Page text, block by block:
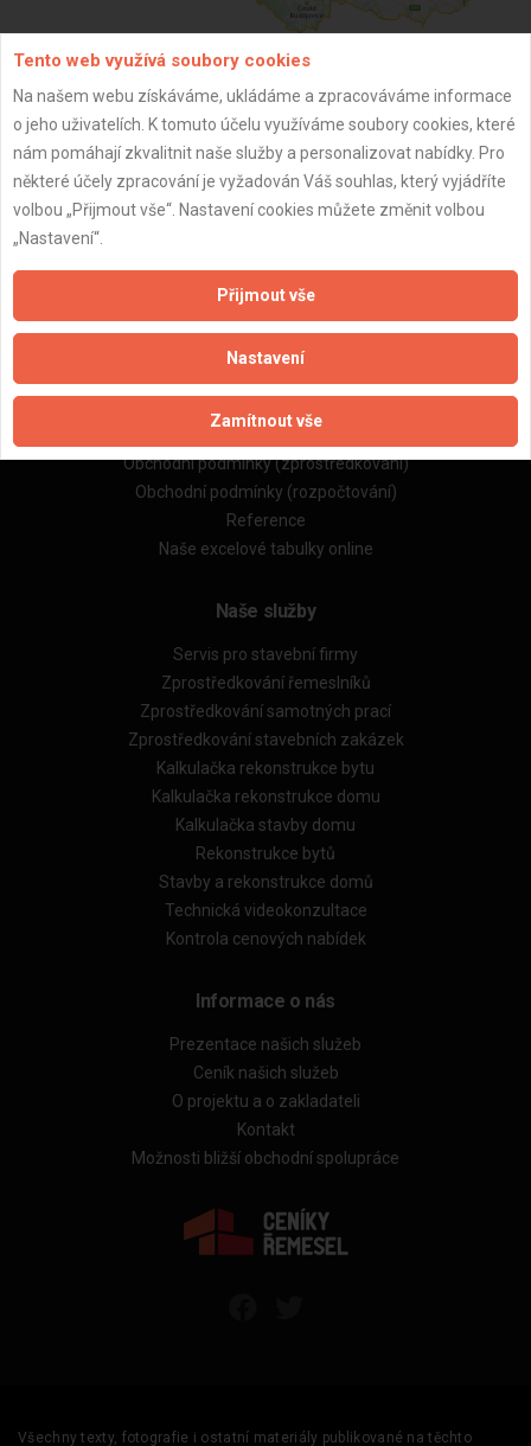
ZPĚT
Aktualizováno z portálu ARES dne 02.01.2024 05:00:10
Důležité informace
Obchodní podmínky (zprostředkování)
Obchodní podmínky (rozpočtování)
Reference
Naše excelové tabulky online
Naše služby
Servis pro stavební firmy
Zprostředkování řemeslníků
Zprostředkování samotných prací
Zprostředkování stavebních zakázek
Kalkulačka rekonstrukce bytu
Kalkulačka rekonstrukce domu
Kalkulačka stavby domu
Rekonstrukce bytů
Stavby a rekonstrukce domů
Technická videokonzultace
Kontrola cenových nabídek
Informace o nás
Prezentace našich služeb
Ceník našich služeb
O projektu a o zakladateli
Kontakt
Možnosti bližší obchodní spolupráce
Všechny texty, fotografie i ostatní materiály publikované na těchto
Tento web využívá soubory cookies
Na našem webu získáváme, ukládáme a zpracováváme informace
o jeho uživatelích. K tomuto účelu využíváme soubory cookies, které
nám pomáhají zkvalitnit naše služby a personalizovat nabídky. Pro
některé účely zpracování je vyžadován Váš souhlas, který vyjádříte
volbou „Přijmout vše“. Nastavení cookies můžete změnit volbou
„Nastavení“.
Přijmout vše
Nastavení
Zamítnout vše